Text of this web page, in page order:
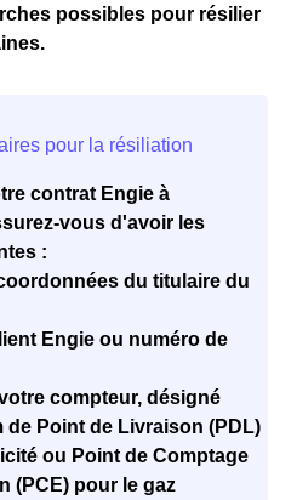
possibles pour résilier
contrat Engie à
vous d'avoir les
:
du titulaire du
Engie ou numéro de
compteur, désigné
de Point de Livraison (PDL)
ou Point de Comptage
(PCE) pour le gaz